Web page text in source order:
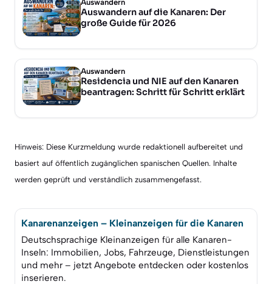
Auswandern
Auswandern auf die Kanaren: Der
große Guide für 2026
Auswandern
Residencia und NIE auf den Kanaren
beantragen: Schritt für Schritt erklärt
Hinweis: Diese Kurzmeldung wurde redaktionell aufbereitet und
basiert auf öffentlich zugänglichen spanischen Quellen. Inhalte
werden geprüft und verständlich zusammengefasst.
Kanarenanzeigen – Kleinanzeigen für die Kanaren
Deutschsprachige Kleinanzeigen für alle Kanaren-
Inseln: Immobilien, Jobs, Fahrzeuge, Dienstleistungen
und mehr – jetzt Angebote entdecken oder kostenlos
inserieren.